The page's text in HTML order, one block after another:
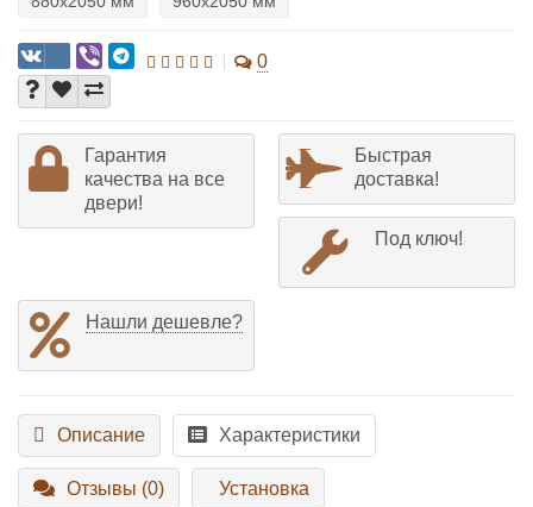
0
Гарантия
качества на все
двери!
Быстрая
доставка!
Под ключ!
Нашли дешевле?
Описание Характеристики
Отзывы (0) Установка